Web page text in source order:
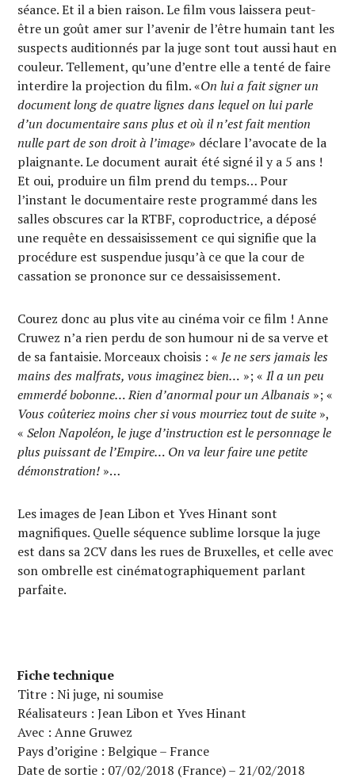
séance. Et il a bien raison. Le film vous laissera peut-
être un goût amer sur l’avenir de l’être humain tant les
suspects auditionnés par la juge sont tout aussi haut en
couleur. Tellement, qu’une d’entre elle a tenté de faire
interdire la projection du film. «On lui a fait signer un
document long de quatre lignes dans lequel on lui parle
d’un documentaire sans plus et où il n’est fait mention
nulle part de son droit à l’image» déclare l’avocate de la
plaignante. Le document aurait été signé il y a 5 ans !
Et oui, produire un film prend du temps… Pour
l’instant le documentaire reste programmé dans les
salles obscures car la RTBF, coproductrice, a déposé
une requête en dessaisissement ce qui signifie que la
procédure est suspendue jusqu’à ce que la cour de
cassation se prononce sur ce dessaisissement.
Courez donc au plus vite au cinéma voir ce film ! Anne
Cruwez n’a rien perdu de son humour ni de sa verve et
de sa fantaisie. Morceaux choisis : « Je ne sers jamais les
mains des malfrats, vous imaginez bien… »; «Il a un peu
emmerdé bobonne… Rien d’anormal pour un Albanais »; «
Vous coûteriez moins cher si vous mourriez tout de suite »,
«Selon Napoléon, le juge d’instruction est le personnage le
plus puissant de l’Empire… On va leur faire une petite
démonstration! »…
Les images de Jean Libon et Yves Hinant sont
magnifiques. Quelle séquence sublime lorsque la juge
est dans sa 2CV dans les rues de Bruxelles, et celle avec
son ombrelle est cinématographiquement parlant
parfaite.
Fiche technique
Titre : Ni juge, ni soumise
Réalisateurs : Jean Libon et Yves Hinant
Avec : Anne Gruwez
Pays d’origine : Belgique – France
Date de sortie : 07/02/2018 (France) – 21/02/2018